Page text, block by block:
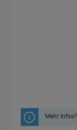
Mehr Infos?